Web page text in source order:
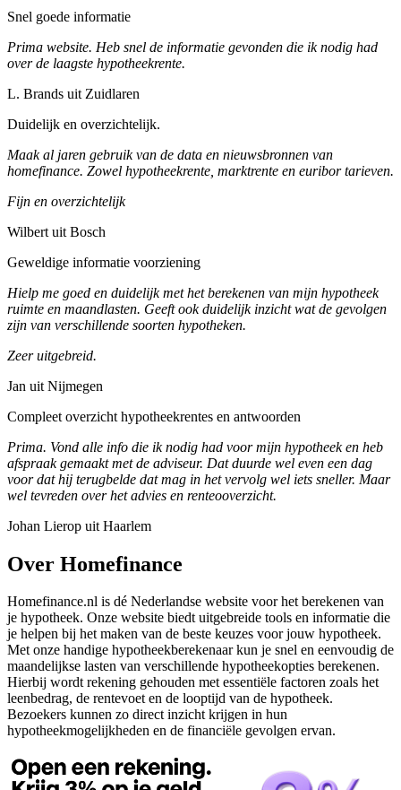
Snel goede informatie
Prima website. Heb snel de informatie gevonden die ik nodig had
over de laagste hypotheekrente.
L. Brands uit Zuidlaren
Duidelijk en overzichtelijk.
Maak al jaren gebruik van de data en nieuwsbronnen van
homefinance. Zowel hypotheekrente, marktrente en euribor tarieven.
Fijn en overzichtelijk
Wilbert uit Bosch
Geweldige informatie voorziening
Hielp me goed en duidelijk met het berekenen van mijn hypotheek
ruimte en maandlasten. Geeft ook duidelijk inzicht wat de gevolgen
zijn van verschillende soorten hypotheken.
Zeer uitgebreid.
Jan uit Nijmegen
Compleet overzicht hypotheekrentes en antwoorden
Prima. Vond alle info die ik nodig had voor mijn hypotheek en heb
afspraak gemaakt met de adviseur. Dat duurde wel even een dag
voor dat hij terugbelde dat mag in het vervolg wel iets sneller. Maar
wel tevreden over het advies en renteooverzicht.
Johan Lierop uit Haarlem
Over Homefinance
Homefinance.nl is dé Nederlandse website voor het berekenen van
je hypotheek. Onze website biedt uitgebreide tools en informatie die
je helpen bij het maken van de beste keuzes voor jouw hypotheek.
Met onze handige hypotheekberekenaar kun je snel en eenvoudig de
maandelijkse lasten van verschillende hypotheekopties berekenen.
Hierbij wordt rekening gehouden met essentiële factoren zoals het
leenbedrag, de rentevoet en de looptijd van de hypotheek.
Bezoekers kunnen zo direct inzicht krijgen in hun
hypotheekmogelijkheden en de financiële gevolgen ervan.